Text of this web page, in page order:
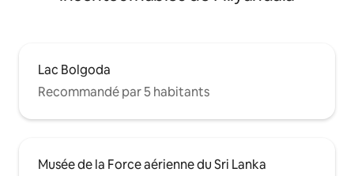
Lac Bolgoda
Recommandé par 5 habitants
Musée de la Force aérienne du Sri Lanka